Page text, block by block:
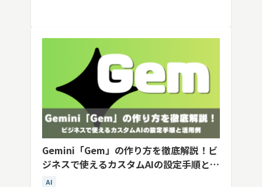
Gemini「Gem」の作り方を徹底解説！ビ
ジネスで使えるカスタムAIの設定手順と活
用例
AI